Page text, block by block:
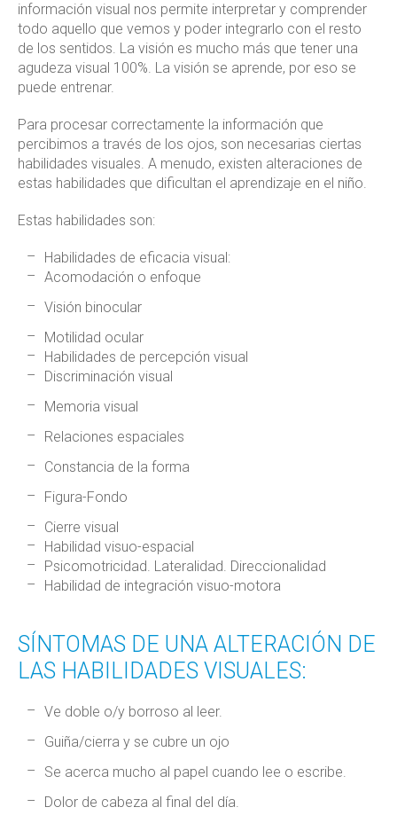
información visual nos permite interpretar y comprender
todo aquello que vemos y poder integrarlo con el resto
de los sentidos. La visión es mucho más que tener una
agudeza visual 100%. La visión se aprende, por eso se
puede entrenar.
Para procesar correctamente la información que
percibimos a través de los ojos, son necesarias ciertas
habilidades visuales. A menudo, existen alteraciones de
estas habilidades que dificultan el aprendizaje en el niño.
Estas habilidades son:
Habilidades de eficacia visual:
Acomodación o enfoque
Visión binocular
Motilidad ocular
Habilidades de percepción visual
Discriminación visual
Memoria visual
Relaciones espaciales
Constancia de la forma
Figura-Fondo
Cierre visual
Habilidad visuo-espacial
Psicomotricidad. Lateralidad. Direccionalidad
Habilidad de integración visuo-motora
SÍNTOMAS DE UNA ALTERACIÓN DE
LAS HABILIDADES VISUALES:
Ve doble o/y borroso al leer.
Guiña/cierra y se cubre un ojo
Se acerca mucho al papel cuando lee o escribe.
Dolor de cabeza al final del día.